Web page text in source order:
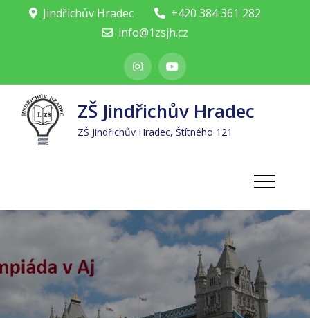
Jindřichův Hradec
+420 384 361 282
info@1zsjh.cz
ZŠ Jindřichův Hradec
ZŠ Jindřichův Hradec, Štítného 121